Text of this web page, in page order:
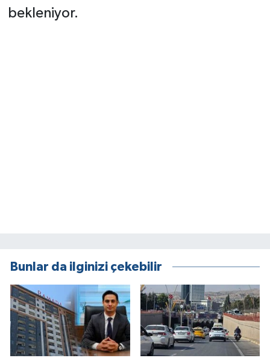
bekleniyor.
Bunlar da ilginizi çekebilir